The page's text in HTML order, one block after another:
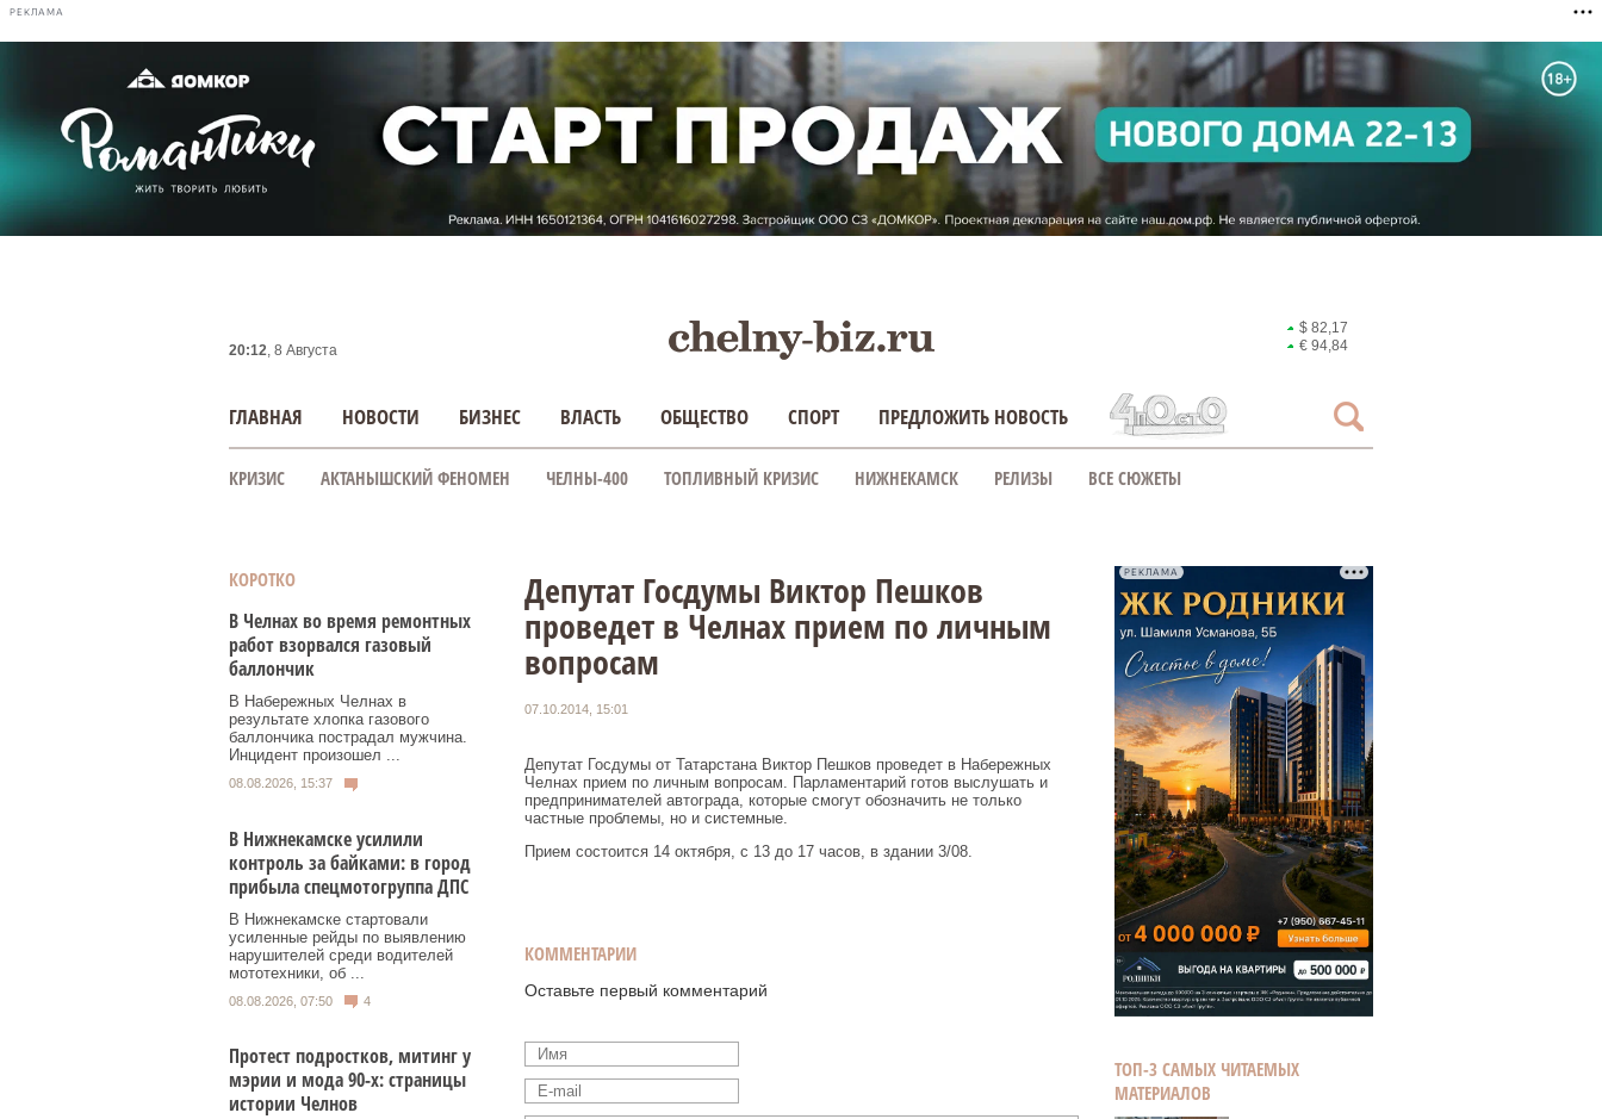
РЕКЛАМА
20:12, 8 Августа
$ 82,17
€ 94,84
ГЛАВНАЯ НОВОСТИ БИЗНЕС ВЛАСТЬ ОБЩЕСТВО СПОРТ ПРЕДЛОЖИТЬ НОВОСТЬ
КРИЗИС АКТАНЫШСКИЙ ФЕНОМЕН ЧЕЛНЫ-400 ТОПЛИВНЫЙ КРИЗИС НИЖНЕКАМСК РЕЛИЗЫ ВСЕ СЮЖЕТЫ
КОРОТКО
В Челнах во время ремонтных
работ взорвался газовый
баллончик
В Набережных Челнах в
результате хлопка газового
баллончика пострадал мужчина.
Инцидент произошел ...
08.08.2026, 15:37
В Нижнекамске усилили
контроль за байками: в город
прибыла спецмотогруппа ДПС
В Нижнекамске стартовали
усиленные рейды по выявлению
нарушителей среди водителей
мототехники, об ...
08.08.2026, 07:50 4
Протест подростков, митинг у
мэрии и мода 90-х: страницы
истории Челнов
Депутат Госдумы Виктор Пешков
проведет в Челнах прием по личным
вопросам
07.10.2014, 15:01
Депутат Госдумы от Татарстана Виктор Пешков проведет в Набережных
Челнах прием по личным вопросам. Парламентарий готов выслушать и
предпринимателей автограда, которые смогут обозначить не только
частные проблемы, но и системные.
Прием состоится 14 октября, с 13 до 17 часов, в здании 3/08.
КОММЕНТАРИИ
Оставьте первый комментарий
РЕКЛАМА
ТОП-3 САМЫХ ЧИТАЕМЫХ
МАТЕРИАЛОВ